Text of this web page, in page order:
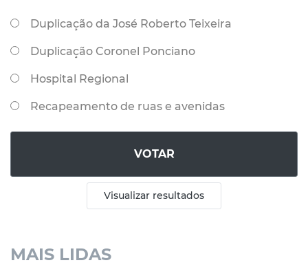
Duplicação da José Roberto Teixeira
Duplicação Coronel Ponciano
Hospital Regional
Recapeamento de ruas e avenidas
VOTAR
Visualizar resultados
MAIS LIDAS